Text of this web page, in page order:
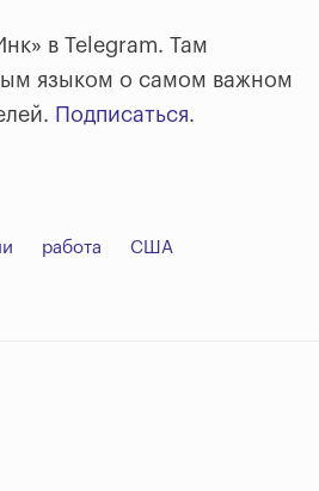
в Telegram. Там
языком о самом важном
Подписаться.
работа США